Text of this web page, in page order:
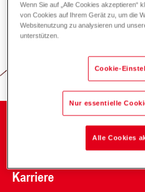
Verantwortung
Karriere
Wenn Sie auf „Alle Cookies akzeptieren“
von Cookies auf Ihrem Gerät zu, um die
Websitenutzung zu analysieren und
unterstützen.
Cookie-
Nur essentielle
Alle Cookies